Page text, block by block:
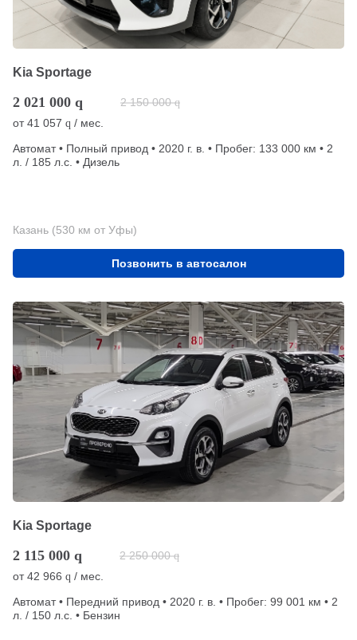
Kia Sportage
2 021 000 q 2 150 000 q
от41 057 q / мес.
Автомат • Полный привод • 2020 г. в. • Пробег: 133 000 км • 2
л. / 185 л.с. • Дизель
Казань (530 км от Уфы)
Позвонить в автосалон
Kia Sportage
2 115 000 q 2 250 000 q
от42 966 q / мес.
Автомат • Передний привод • 2020 г. в. • Пробег: 99 001 км • 2
л. / 150 л.с. • Бензин